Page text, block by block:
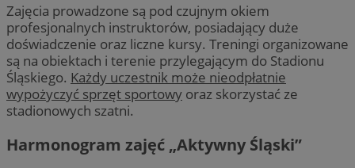
Zajęcia prowadzone są pod czujnym okiem
profesjonalnych instruktorów, posiadający duże
doświadczenie oraz liczne kursy. Treningi organizowane
są na obiektach i terenie przylegającym do Stadionu
Śląskiego. Każdy uczestnik może nieodpłatnie
wypożyczyć sprzęt sportowy oraz skorzystać ze
stadionowych szatni.
Harmonogram zajęć „Aktywny Śląski”